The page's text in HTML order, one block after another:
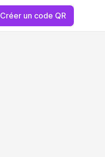
Créer un code QR